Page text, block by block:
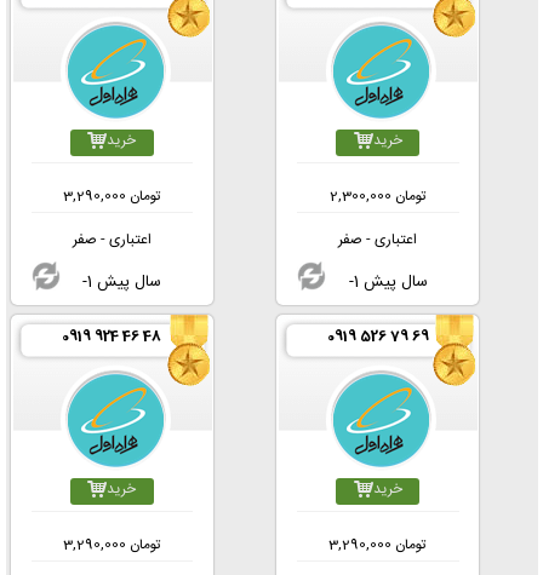
خرید
2,300,000 تومان
اعتباری - صفر
-1 سال پیش
خرید
3,290,000 تومان
اعتباری - صفر
-1 سال پیش
0919 526 79 69
خرید
3,290,000 تومان
0919 924 46 48
خرید
3,290,000 تومان